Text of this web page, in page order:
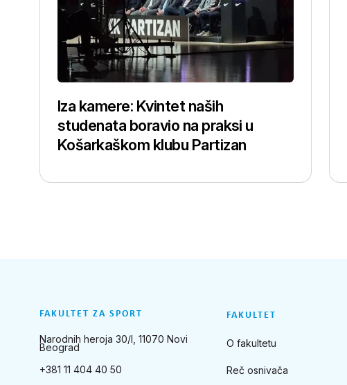
Iza kamere: Kvintet naših
studenata boravio na praksi u
Košarkaškom klubu Partizan
FAKULTET ZA SPORT
Narodnih heroja 30/I, 11070 Novi
Beograd
+381 11 404 40 50
FAKULTET
O fakultetu
Reč osnivača